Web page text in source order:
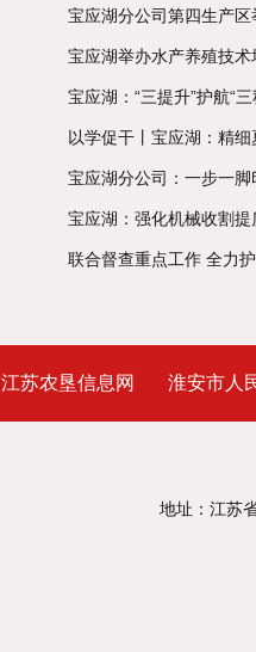
宝应湖分公司第四生产
宝应湖举办水产养殖技术
宝应湖：“三提升”护航“
以学促干丨宝应湖：精
宝应湖分公司：一步一
宝应湖：强化机械收割提
联合督查重点工作 全力
江苏农垦信息网 淮安市人
地址：江苏